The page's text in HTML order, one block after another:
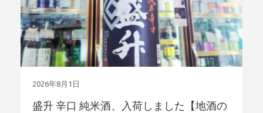
2026年8月1日
盛升 辛口 純米酒、入荷しました【地酒の